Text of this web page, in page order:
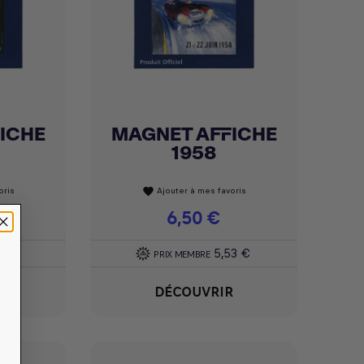
Achat express
MAGNET AFFICHE
1958
favorite Ajouter à mes favoris
Prix
6,50 €
PRIX MEMBRE 5,53 €
DÉCOUVRIR